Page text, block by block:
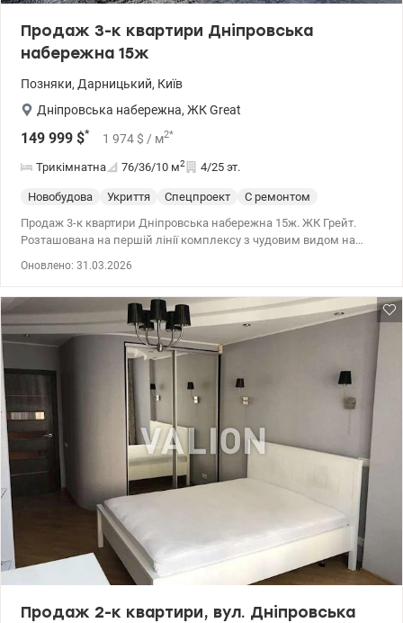
Продаж 3-к квартири Дніпровська
набережна 15ж
Позняки, Дарницький, Київ
Дніпровська набережна, ЖК Great
149 999 $* 1 974 $ / м2*
Трикімнатна 76/36/10 м2 4/25 эт.
Новобудова Укриття Спецпроект
С ремонтом
Продаж 3-к квартири Дніпровська набережна 15ж. ЖК Грейт.
Розташована на першій лінії комплексу з чудовим видом на
свою котельню, генератор, 5 ліфтів у будівлі, один з яких веде
прямо в підземний паркінг бомбосховище. Окремі кімнати,
панорамні вікна всі з видом на Дніпро. Ремонт 2026 року, без
меблів, завжди є гаряча вода та тепло. Дуже світла, з чудовим
видом квартира. 044 200 10 80 valion.ua/1144386
Оновлено: 31.03.2026
Продаж 2-к квартири, вул. Дніпровська